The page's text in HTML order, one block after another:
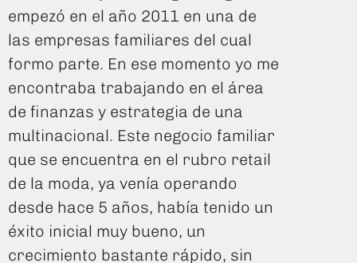
empezó en el año 2011 en una de
las empresas familiares del cual
formo parte. En ese momento yo me
encontraba trabajando en el área
de finanzas y estrategia de una
multinacional. Este negocio familiar
que se encuentra en el rubro retail
de la moda, ya venía operando
desde hace 5 años, había tenido un
éxito inicial muy bueno, un
crecimiento bastante rápido, sin